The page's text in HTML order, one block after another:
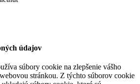
údajov
súbory cookie na zlepšenie vášho
stránkou. Z týchto súborov cookie